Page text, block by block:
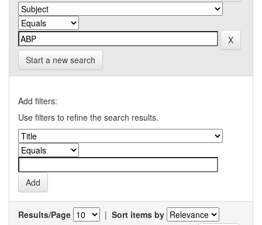
Start a new search
Add filters:
Use filters to refine the search results.
Results/Page | Sort items by